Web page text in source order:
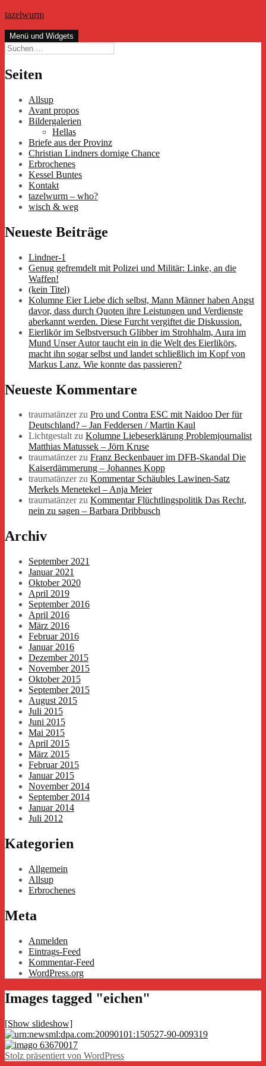
Zum
springen
tazelwurm
Menü und Widgets
Suchen
nach:
Seiten
Allsup
Avant propos
Bildergalerien
Hellas
Briefe aus der Provinz
Christian Lindners dornige Chance
Erbrochenes
Kessel Buntes
Kontakt
tazelwurm – who?
wisch & weg
Neueste Beiträge
Lindner-1
Genug gefremdelt mit Polizei und Militär: Linke, an die
Waffen!
(kein Titel)
Kolumne Eier Liebe dich selbst, Mann Männer haben Angst
davor, dass durch Quoten ihre Leistungen und Verdienste
aberkannt werden. Diese Furcht vergiftet die Diskussion.
Eierlikör im Selbstversuch Glibber im Strohhalm, Aura im
Mund Unser Autor taucht ein in die Welt des Eierlikörs,
macht ihn sogar selbst und landet schließlich im Kopf von
Markus Lanz. Wie konnte das passieren?
Neueste Kommentare
traumatänzerzu Pro und Contra ESC mit Naidoo Der für
Deutschland? – Jan Feddersen / Martin Kaul
Lichtgestaltzu Kolumne Liebeserklärung Problemjournalist
Matthias Matussek – Jörn Kruse
traumatänzerzu Franz Beckenbauer im DFB-Skandal Die
Kaiserdämmerung – Johannes Kopp
traumatänzerzu Kommentar Schäubles Lawinen-Satz
Merkels Menetekel – Anja Meier
traumatänzerzu Kommentar Flüchtlingspolitik Das Recht,
nein zu sagen – Barbara Dribbusch
Archiv
September 2021
Januar 2021
Oktober 2020
April 2019
September 2016
April 2016
März 2016
Februar 2016
Januar 2016
Dezember 2015
November 2015
Oktober 2015
September 2015
August 2015
Juli 2015
Juni 2015
Mai 2015
April 2015
März 2015
Februar 2015
Januar 2015
November 2014
September 2014
Januar 2014
Juli 2012
Kategorien
Allgemein
Allsup
Erbrochenes
Meta
Anmelden
Eintrags-Feed
Kommentar-Feed
WordPress.org
Images tagged "eichen"
[Show slideshow]
Stolz präsentiert von WordPress